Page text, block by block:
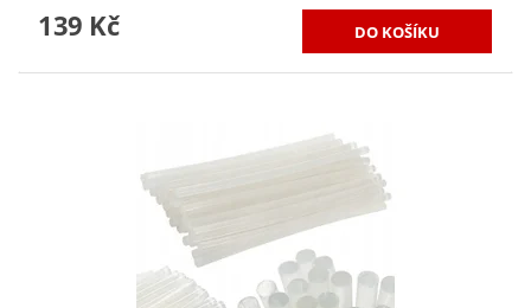
139 Kč